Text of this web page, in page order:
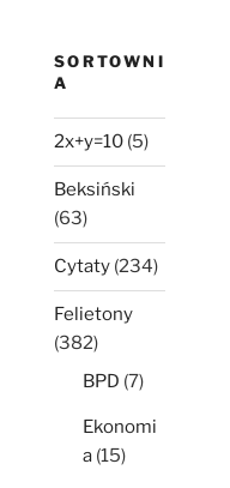
SORTOWNI
A
2x+y=10 (5)
Beksiński
(63)
Cytaty (234)
Felietony
(382)
BPD (7)
Ekonomi
a (15)